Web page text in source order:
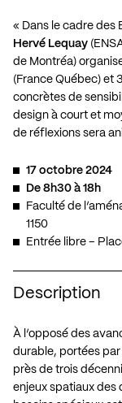
« Dans le cadre des
Hervé Lequay
de Montréa)
(France Québec) et
concrètes de
design à court et
de réflexions sera
17 octobre 2024
De 8h30 à 18h
Faculté de
1150
Entrée libre –
Description
À l’opposé des
durable, portées
près de trois
enjeux spatiaux